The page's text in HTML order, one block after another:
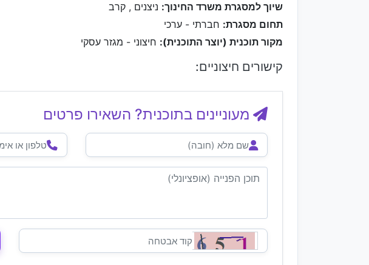
שיוך למסגרת משרד החינוך: ניצנים , קרב
תחום מסגרת: חברתי - ערכי
מקור תוכנית (יוצר התוכנית): חיצוני - מגזר עסקי
קישורים חיצוניים:
מעוניינים בתוכנית? השאירו פרטים